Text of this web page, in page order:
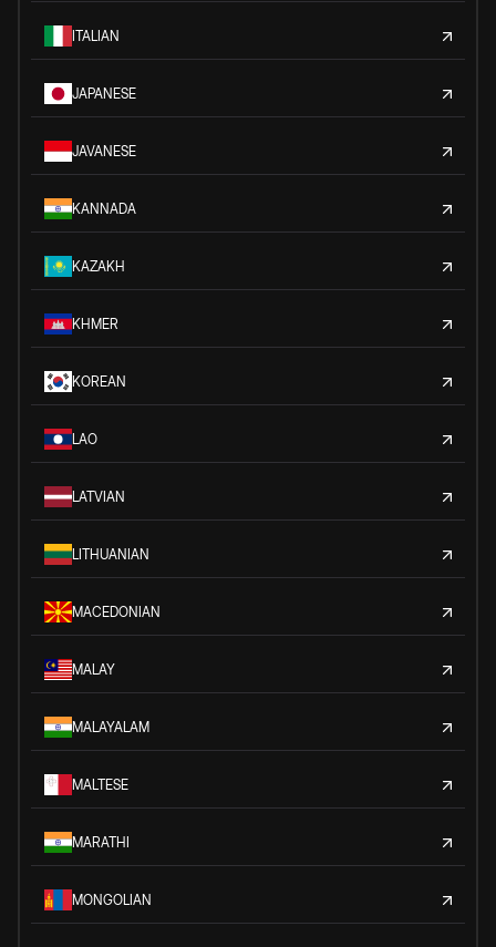
ITALIAN
JAPANESE
JAVANESE
KANNADA
KAZAKH
KHMER
KOREAN
LAO
LATVIAN
LITHUANIAN
MACEDONIAN
MALAY
MALAYALAM
MALTESE
MARATHI
MONGOLIAN